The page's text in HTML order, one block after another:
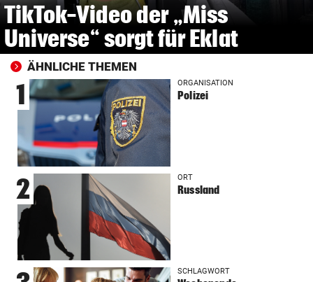
TikTok-Video der „Miss
Universe“ sorgt für Eklat
ÄHNLICHE THEMEN
1 ORGANISATION
Polizei
2 ORT
Russland
SCHLAGWORT